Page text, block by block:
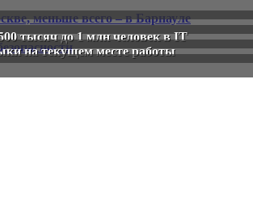
тысяч до 1 млн человек в IT
на текущем месте работы